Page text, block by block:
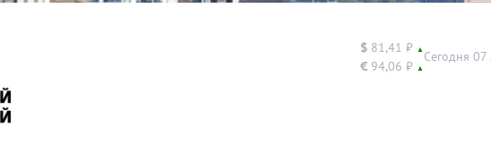
$ 81,41 ₽ ▲
€ 94,06 ₽ ▲
Сегодня 07